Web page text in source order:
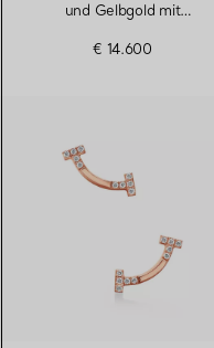
und Gelbgold mit
€ 14.600